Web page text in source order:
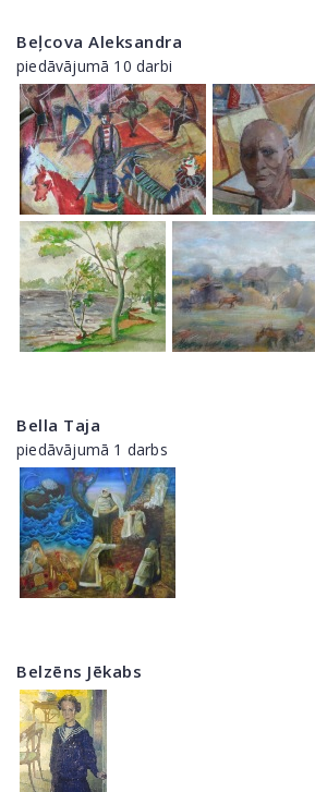
Beļcova Aleksandra
piedāvājumā 10 darbi
Bella Taja
piedāvājumā 1 darbs
Belzēns Jēkabs